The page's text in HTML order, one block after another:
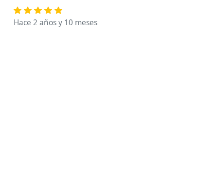
Hace 2 años y 10 meses